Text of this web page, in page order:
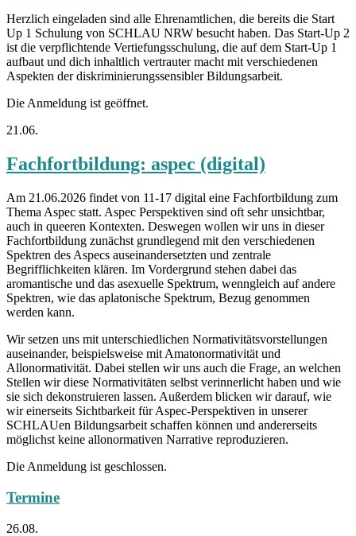
Herzlich eingeladen sind alle Ehrenamtlichen, die bereits die Start
Up 1 Schulung von SCHLAU NRW besucht haben. Das Start-Up 2
ist die verpflichtende Vertiefungsschulung, die auf dem Start-Up 1
aufbaut und dich inhaltlich vertrauter macht mit verschiedenen
Aspekten der diskriminierungssensibler Bildungsarbeit.
Die Anmeldung ist geöffnet.
21.06.
Fachfortbildung: aspec (digital)
Am 21.06.2026 findet von 11-17 digital eine Fachfortbildung zum
Thema Aspec statt. Aspec Perspektiven sind oft sehr unsichtbar,
auch in queeren Kontexten. Deswegen wollen wir uns in dieser
Fachfortbildung zunächst grundlegend mit den verschiedenen
Spektren des Aspecs auseinandersetzten und zentrale
Begrifflichkeiten klären. Im Vordergrund stehen dabei das
aromantische und das asexuelle Spektrum, wenngleich auf andere
Spektren, wie das aplatonische Spektrum, Bezug genommen
werden kann.
Wir setzen uns mit unterschiedlichen Normativitätsvorstellungen
auseinander, beispielsweise mit Amatonormativität und
Allonormativität. Dabei stellen wir uns auch die Frage, an welchen
Stellen wir diese Normativitäten selbst verinnerlicht haben und wie
sie sich dekonstruieren lassen. Außerdem blicken wir darauf, wie
wir einerseits Sichtbarkeit für Aspec-Perspektiven in unserer
SCHLAUen Bildungsarbeit schaffen können und andererseits
möglichst keine allonormativen Narrative reproduzieren.
Die Anmeldung ist geschlossen.
Termine
26.08.